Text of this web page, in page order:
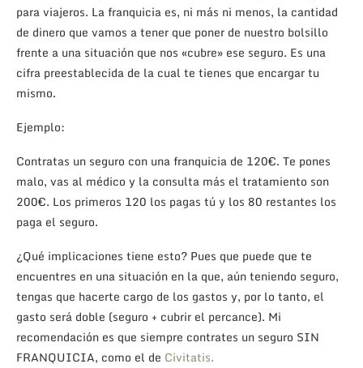
para viajeros. La franquicia es, ni más ni menos, la cantidad
de dinero que vamos a tener que poner de nuestro bolsillo
frente a una situación que nos «cubre» ese seguro. Es una
cifra preestablecida de la cual te tienes que encargar tu
mismo.
Ejemplo:
Contratas un seguro con una franquicia de 120€. Te pones
malo, vas al médico y la consulta más el tratamiento son
200€. Los primeros 120 los pagas tú y los 80 restantes los
paga el seguro.
¿Qué implicaciones tiene esto? Pues que puede que te
encuentres en una situación en la que, aún teniendo seguro,
tengas que hacerte cargo de los gastos y, por lo tanto, el
gasto será doble (seguro + cubrir el percance). Mi
recomendación es que siempre contrates un seguro SIN
FRANQUICIA, como el de Civitatis.